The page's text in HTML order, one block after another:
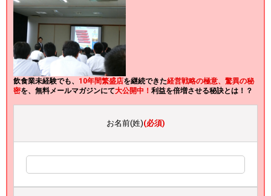
飲食業未経験でも、 10年間繁盛店を継続できた経営戦略の極意、驚異の秘
密を、無料メールマガジンにて大公開中！ 利益を倍増させる秘訣とは！？
お名前(姓)(必須)